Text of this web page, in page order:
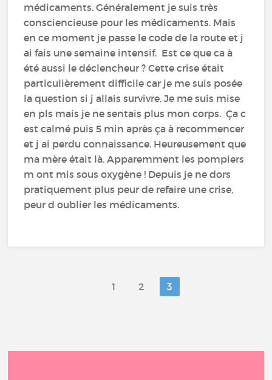
médicaments. Généralement je suis très
consciencieuse pour les médicaments. Mais
en ce moment je passe le code de la route et j
ai fais une semaine intensif. Est ce que ca à
été aussi le déclencheur ? Cette crise était
particulièrement difficile car je me suis posée
la question si j allais survivre. Je me suis mise
en pls mais je ne sentais plus mon corps. Ça c
est calmé puis 5 min après ça à recommencer
et j ai perdu connaissance. Heureusement que
ma mère était là. Apparemment les pompiers
m ont mis sous oxygène ! Depuis je ne dors
pratiquement plus peur de refaire une crise,
peur d oublier les médicaments.
1 2 3